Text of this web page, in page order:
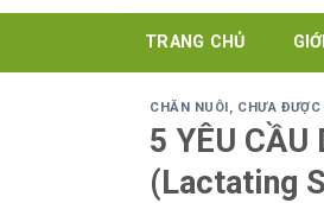
TRANG CHỦ
CHĂN NUÔI, CHƯA
5 YÊU CẦU
(Lactating